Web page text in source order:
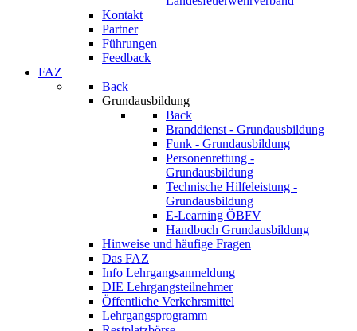
Kontakt
Partner
Führungen
Feedback
FAZ
Back
Grundausbildung
Back
Branddienst - Grundausbildung
Funk - Grundausbildung
Personenrettung -
Grundausbildung
Technische Hilfeleistung -
Grundausbildung
E-Learning ÖBFV
Handbuch Grundausbildung
Hinweise und häufige Fragen
Das FAZ
Info Lehrgangsanmeldung
DIE Lehrgangsteilnehmer
Öffentliche Verkehrsmittel
Lehrgangsprogramm